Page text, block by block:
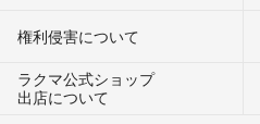
権利侵害について
ラクマ公式ショップ
出店について